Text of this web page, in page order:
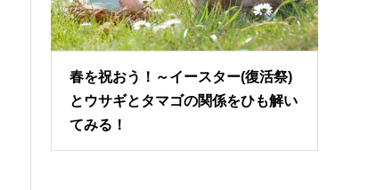
春を祝おう！～イースター(復活祭)
とウサギとタマゴの関係をひも解い
てみる！